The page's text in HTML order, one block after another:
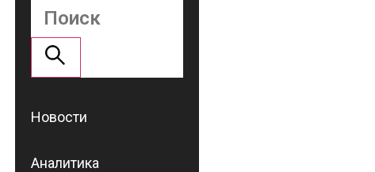
Новости
Аналитика